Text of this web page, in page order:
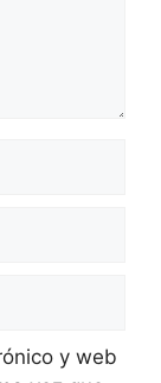
y web